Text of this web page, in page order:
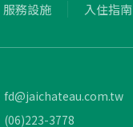
服務設施 入住指南
fd@jaichateau.com.tw
(06)223-3778